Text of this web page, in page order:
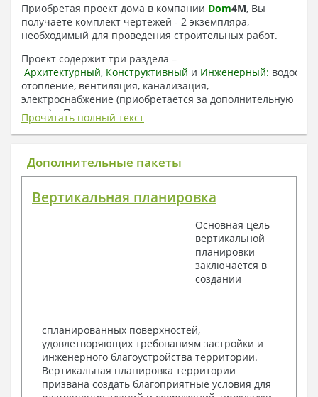
Приобретая проект дома в компании Dom4M, Вы
получаете комплект чертежей - 2 экземпляра,
необходимый для проведения строительных работ.
Проект содержит три раздела –
Архитектурный, Конструктивный и Инженерный:
отопление, вентиляция, канализация,
электроснабжение (приобретается за дополнительную
плату) + Пояснительная записка.
1. Архитектурный раздел:
Общие данные по проекту
Поэтажные маркировочные планы с
Разрезы и состав конструкций
Фасады с ведомостью внешних отделок
Элементы проемов – спецификация
Ведомость перемычек – сечения и
Архитектурные узлы в конструкциях
2. Конструктивный раздел:
Общие данные по проекту
Схемы расположения и расчеты фундаментов
Прочитать полный текст
Дополнительные пакеты
Вертикальная планировка
Основная цель
вертикальной
планировки
заключается в
создании
спланированных поверхностей,
удовлетворяющих требованиям застройки и
инженерного благоустройства территории.
Вертикальная планировка территории
призвана создать благоприятные условия для